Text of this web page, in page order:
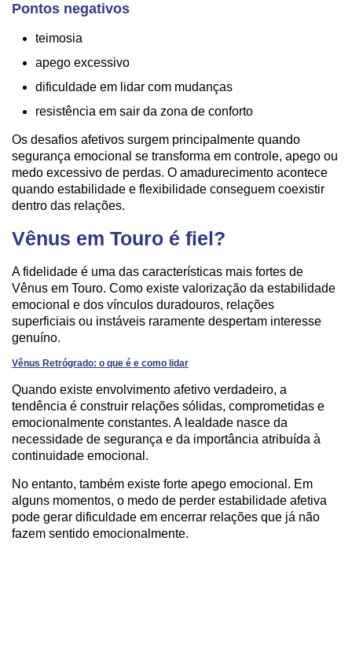
Pontos negativos
teimosia
apego excessivo
dificuldade em lidar com mudanças
resistência em sair da zona de conforto
Os desafios afetivos surgem principalmente quando
segurança emocional se transforma em controle, apego ou
medo excessivo de perdas. O amadurecimento acontece
quando estabilidade e flexibilidade conseguem coexistir
dentro das relações.
Vênus em Touro é fiel?
A fidelidade é uma das características mais fortes de
Vênus em Touro. Como existe valorização da estabilidade
emocional e dos vínculos duradouros, relações
superficiais ou instáveis raramente despertam interesse
genuíno.
Vênus Retrógrado: o que é e como lidar
Quando existe envolvimento afetivo verdadeiro, a
tendência é construir relações sólidas, comprometidas e
emocionalmente constantes. A lealdade nasce da
necessidade de segurança e da importância atribuída à
continuidade emocional.
No entanto, também existe forte apego emocional. Em
alguns momentos, o medo de perder estabilidade afetiva
pode gerar dificuldade em encerrar relações que já não
fazem sentido emocionalmente.